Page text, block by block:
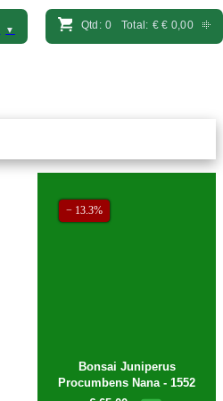
▼ Qtd: 0 Total: €€ 0,00
− 13.3%
Procumbens Nana - 1552
€ 65,00